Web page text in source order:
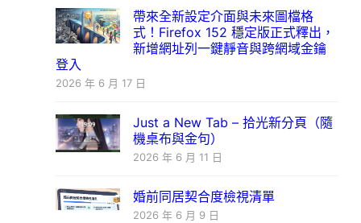
帶來全新設定介面與未來圖檔格
式！Firefox 152 穩定版正式釋出，
新增網址列一鍵靜音與跨網域金鑰
登入
2026 年 6 月 17 日
Just a New Tab – 拾光新分頁（隨
機桌布與金句）
2026 年 6 月 11 日
婚前同居契合度檢視清單
2026 年 6 月 9 日